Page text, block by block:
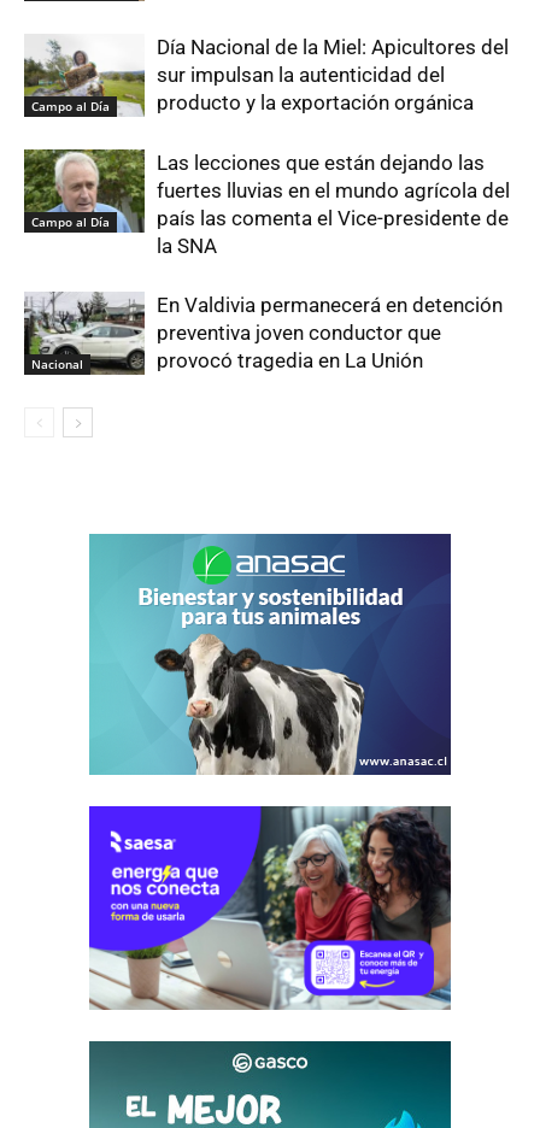
Campo al Día
Día Nacional de la Miel: Apicultores del
sur impulsan la autenticidad del
producto y la exportación orgánica
Campo al Día
Las lecciones que están dejando las
fuertes lluvias en el mundo agrícola del
país las comenta el Vice-presidente de
la SNA
Nacional
En Valdivia permanecerá en detención
preventiva joven conductor que
provocó tragedia en La Unión